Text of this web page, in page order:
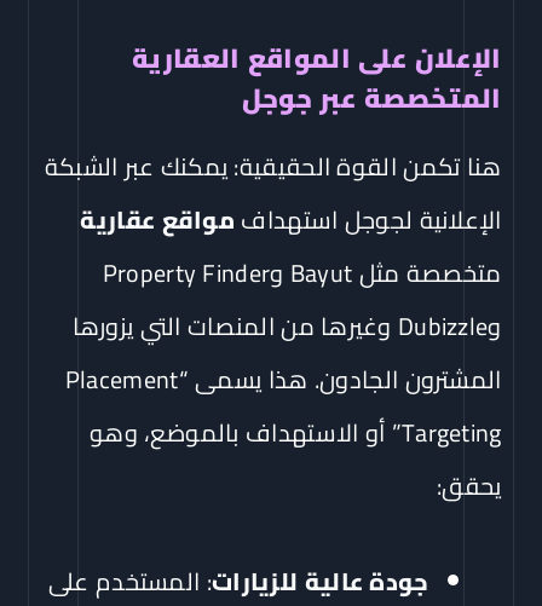
الإعلان على المواقع العقارية
المتخصصة عبر جوجل
هنا تكمن القوة الحقيقية: يمكنك عبر الشبكة
الإعلانية لجوجل استهدافمواقع عقارية
متخصصة مثل Bayut وProperty Finder
وDubizzle وغيرها من المنصات التي يزورها
المشترون الجادون. هذا يسمى “Placement
Targeting” أو الاستهداف بالموضع، وهو
يحقق:
جودة عالية للزيارات: المستخدم على